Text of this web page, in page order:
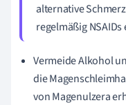
alternative
regelmäßig
Vermeide Alkohol
die
von Magenulzera